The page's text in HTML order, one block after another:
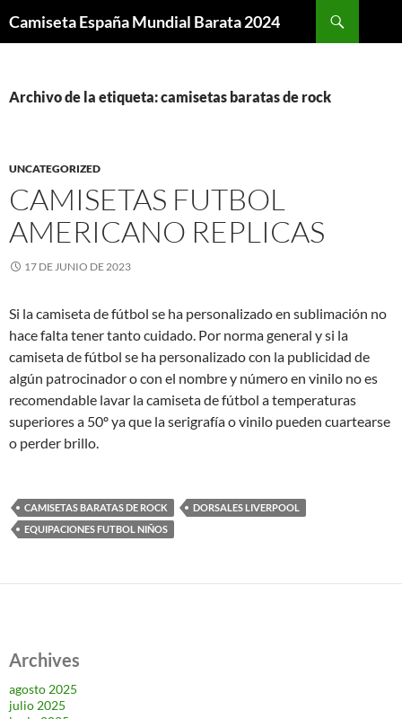
Camiseta España Mundial Barata 2024
Archivo de la etiqueta: camisetas baratas de rock
UNCATEGORIZED
CAMISETAS FUTBOL
AMERICANO REPLICAS
17 DE JUNIO DE 2023
Si la camiseta de fútbol se ha personalizado en sublimación no
hace falta tener tanto cuidado. Por norma general y si la
camiseta de fútbol se ha personalizado con la publicidad de
algún patrocinador o con el nombre y número en vinilo no es
recomendable lavar la camiseta de fútbol a temperaturas
superiores a 50º ya que la serigrafía o vinilo pueden cuartearse
o perder brillo.
CAMISETAS BARATAS DE ROCK
DORSALES LIVERPOOL
EQUIPACIONES FUTBOL NIÑOS
Archives
agosto 2025
julio 2025